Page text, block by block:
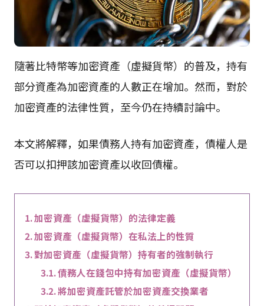
隨著比特幣等加密資產（虛擬貨幣）的普及，持有
部分資產為加密資產的人數正在增加。然而，對於
加密資產的法律性質，至今仍在持續討論中。
本文將解釋，如果債務人持有加密資產，債權人是
否可以扣押該加密資產以收回債權。
加密資產（虛擬貨幣）的法律定義
加密資產（虛擬貨幣）在私法上的性質
對加密資產（虛擬貨幣）持有者的強制執行
債務人在錢包中持有加密資產（虛擬貨幣）
將加密資產託管於加密資產交換業者